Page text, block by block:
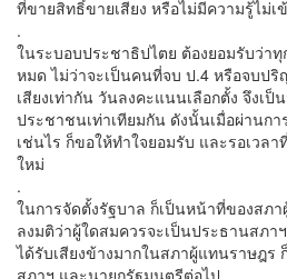
ที่ขายสิทธิ์ขายเสียง หรือไม่มีความรู้ไม่เข้
.
ในระบอบประชาธิปไตย ต้องยอมรับว่า
หมด ไม่ว่าจะเป็นคนที่จบ ป.4 หรือจบปริ
เสียงเท่ากัน วันลงคะแนนเลือกตั้ง จึงเป็
ประชาชนเท่าเทียมกัน ดังนั้นเมื่อผ่านกา
เช่นไร ก็ขอให้ทำใจยอมรับ และรอเวล
ใหม่
.
ในการจัดตั้งรัฐบาล ก็เป็นหน้าที่ของสภ
ลงมติว่าผู้ใดสมควรจะเป็นประธานสภ
ได้รับเสียงข้างมากในสภาผู้แทนราษฎร